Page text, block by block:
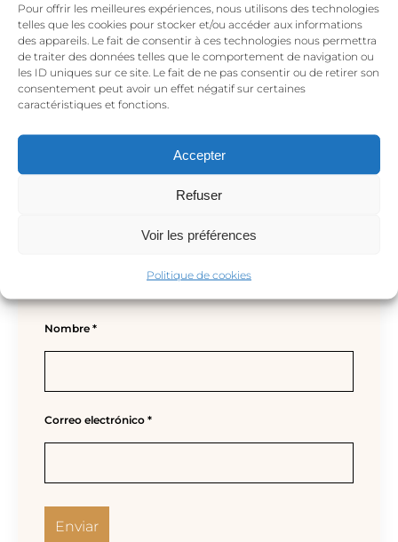
Pour offrir les meilleures expériences, nous utilisons des technologies
telles que les cookies pour stocker et/ou accéder aux informations
des appareils. Le fait de consentir à ces technologies nous permettra
de traiter des données telles que le comportement de navigation ou
les ID uniques sur ce site. Le fait de ne pas consentir ou de retirer son
consentement peut avoir un effet négatif sur certaines
caractéristiques et fonctions.
Accepter
Refuser
Voir les préférences
Politique de cookies
collar de oro y cristal de roca”
Tu dirección de correo electrónico no será
publicada. Los campos obligatorios están
marcados con*
Tu valoración *
Nombre *
Correo electrónico *